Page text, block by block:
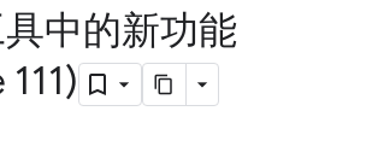
中的新功能